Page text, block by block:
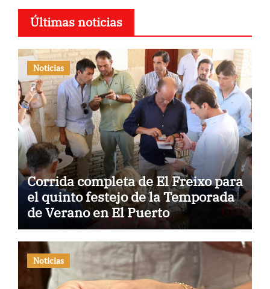
Últimas noticias
Noticias
Corrida completa de El Freixo para
el quinto festejo de la Temporada
de Verano en El Puerto
Noticias